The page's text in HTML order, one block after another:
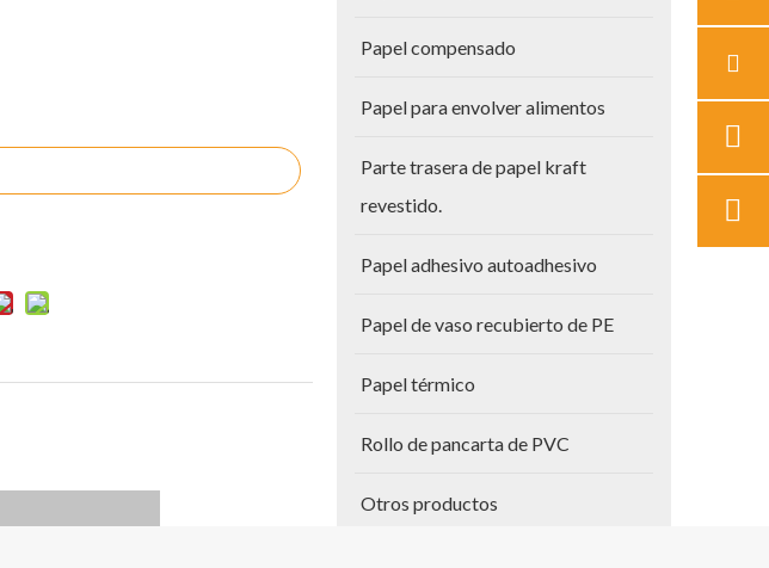
Papel compensado
Papel para envolver alimentos
Parte trasera de papel kraft
revestido.
Papel adhesivo autoadhesivo
Papel de vaso recubierto de PE
Papel térmico
Rollo de pancarta de PVC
Otros productos